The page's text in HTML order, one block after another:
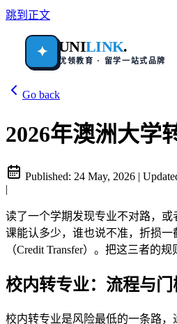
跳到正文
✦ UNILINK.
优领教育 · 留学一站式品牌
Go back
2026年澳洲大学
Published: 24 May, 2026 |
|
读了一个学期发现专业不对路，
课能认多少，谁也说不准，折损一
（Credit Transfer）。把这三者的
校内转专业：流程与门
校内转专业是风险最低的一条路